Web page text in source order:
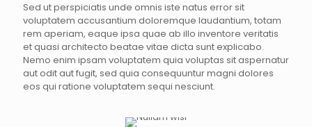
Sed ut perspiciatis unde omnis iste natus error sit
voluptatem accusantium doloremque laudantium, totam
rem aperiam, eaque ipsa quae ab illo inventore veritatis
et quasi architecto beatae vitae dicta sunt explicabo.
Nemo enim ipsam voluptatem quia voluptas sit aspernatur
aut odit aut fugit, sed quia consequuntur magni dolores
eos qui ratione voluptatem sequi nesciunt.